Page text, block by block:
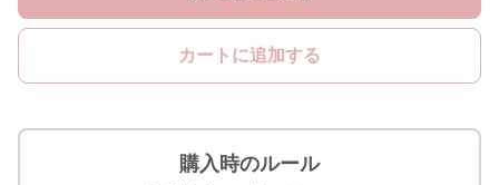
カートに追加する
購入時のルール